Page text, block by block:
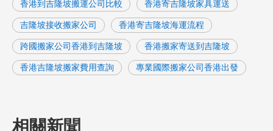
香港到吉隆坡搬運公司比較 香港寄吉隆坡家具運送
吉隆坡接收搬家公司 香港寄吉隆坡海運流程
跨國搬家公司香港到吉隆坡 香港搬家寄送到吉隆坡
香港吉隆坡搬家費用查詢 專業國際搬家公司香港出發
相關新聞